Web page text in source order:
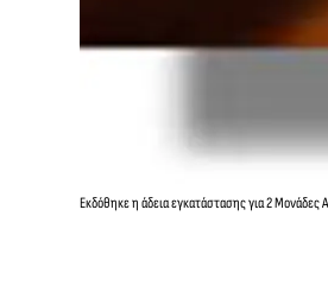
Εκδόθηκε η άδεια εγκατάστασης για 2